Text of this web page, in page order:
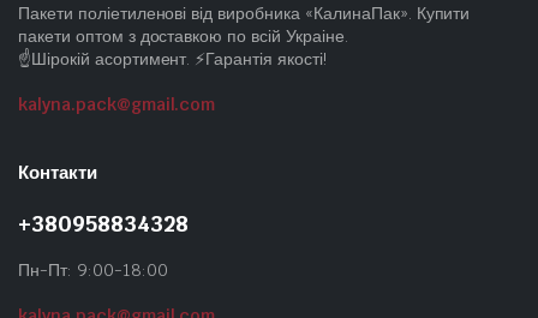
Пакети поліетиленові від виробника «КалинаПак». Купити
пакети оптом з доставкою по всій Украіне.
☝️Шірокій асортимент. ⚡Гарантія якості!
kalyna.pack@gmail.com
Контакти
+380958834328
Пн-Пт: 9:00-18:00